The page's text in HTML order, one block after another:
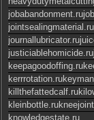
jobabandonment.ru
jointsealingmaterial.ru
journallubricator.ru
justiciablehomicide.ru
keepagoodoffing.ru
kerrrotation.ru
killthefattedcalf.ru
kleinbottle.ru
knowledgestate.ru